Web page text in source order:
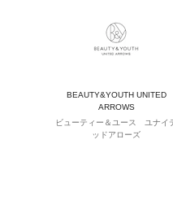
BEAUTY&YOUTH UNITED
ARROWS
ビューティー＆ユース ユナイ
ッドアローズ